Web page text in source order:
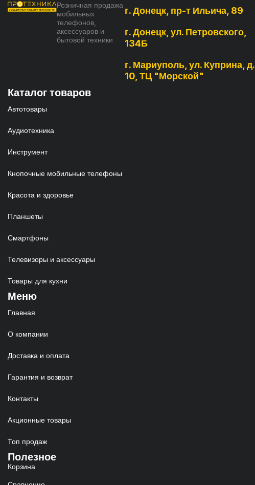
Розничная продажа
мобильных
телефонов,
аксессуаров и
бытовой техники
г. Донецк, пр-т Ильича, 89
г. Донецк, ул. Петровского,
134Б
г. Мариуполь, ул. Куприна, д.
10, ТЦ "Морской"
Каталог товаров
Автотовары
Аудиотехника
Инструмент
Кнопочные мобильные телефоны
Красота и здоровье
Планшеты
Смартфоны
Телевизоры и аксессуары
Товары для кухни
Меню
Главная
О компании
Доставка и оплата
Гарантия и возврат
Контакты
Акционные товары
Топ продаж
Полезное
Корзина